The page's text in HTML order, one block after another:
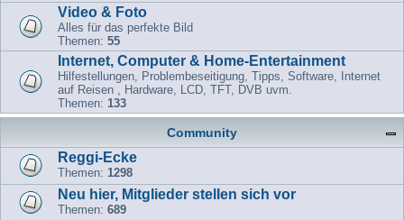
Video & Foto
Alles für das perfekte Bild
Themen: 55
Internet, Computer & Home-Entertainment
Hilfestellungen, Problembeseitigung, Tipps, Software, Internet
auf Reisen , Hardware, LCD, TFT, DVB uvm.
Themen: 133
Community
Reggi-Ecke
Themen: 1298
Neu hier, Mitglieder stellen sich vor
Themen: 689